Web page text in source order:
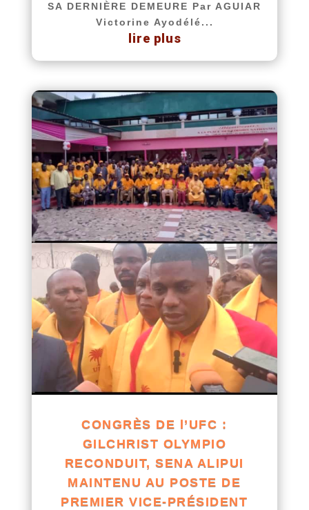
SA DERNIÈRE DEMEURE Par AGUIAR
Victorine Ayodélé...
lire plus
CONGRÈS DE l’UFC :
GILCHRIST OLYMPIO
RECONDUIT, SENA ALIPUI
MAINTENU AU POSTE DE
PREMIER VICE-PRÉSIDENT